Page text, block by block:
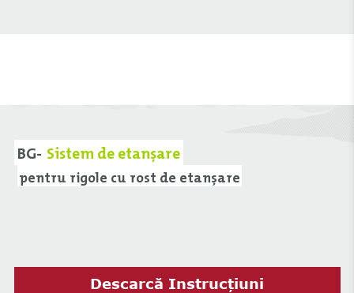
BG- Sistem de etanșare
pentru rigole cu rost de etanșare
Descarcă Instrucțiuni